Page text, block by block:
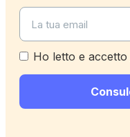
Ho letto e accetto